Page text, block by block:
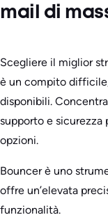
mail di
Scegliere il miglior
è un compito
disponibili.
supporto e sicurezza
opzioni.
Bouncer è uno
offre un’elevata
funzionalità.